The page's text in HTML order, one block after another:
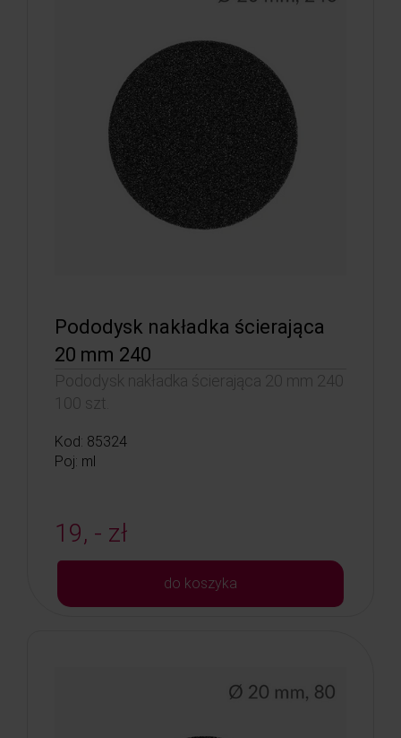
Pododysk nakładka ścierająca
20 mm 240
Pododysk nakładka ścierająca 20 mm 240
100 szt.
Kod: 85324
Poj: ml
19, - zł
do koszyka